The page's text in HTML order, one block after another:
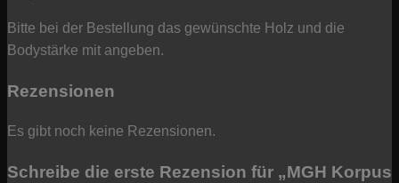
Bitte bei der Bestellung das gewünschte Holz und die
Bodystärke mit angeben.
Rezensionen
Es gibt noch keine Rezensionen.
Schreibe die erste Rezension für „MGH Korpus